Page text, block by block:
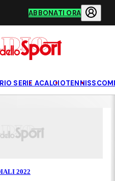
ABBONATI ORA
SERIE ACALCIOTENNIS
2022